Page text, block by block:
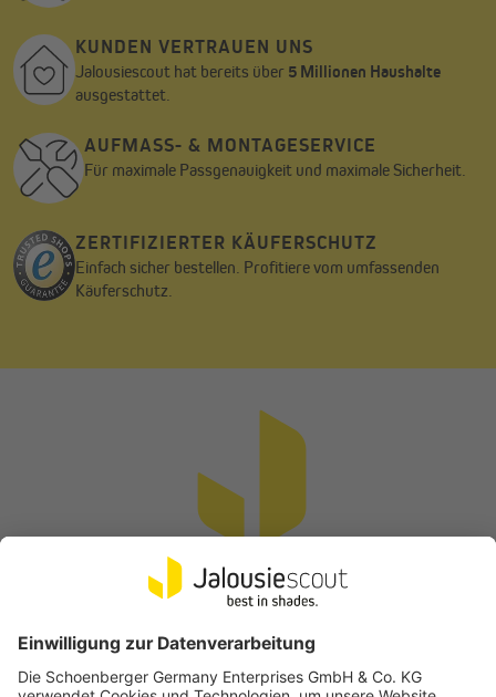
Kunststoffhülle umgeben. Zum Schutz vor witterungsbedingten
Schäden haben wir die Markise zudem mit einer hochwertigen
Lackierung versehen. Schrauben aus Edelstahl verhindern Rost.
So hast du lange Freude an deiner Basic 2000.
In der Lieferung deiner Gelenkarmmarkise Basic 2000 ist eine
160 cm lange Kurbel enthalten, mit der du sie mechanisch per
KUNDEN VERTRAUEN UNS
Jalousiescout hat bereits über 5 Millionen Haushalte
ausgestattet.
AUFMASS- & MONTAGESERVICE
Für maximale Passgenauigkeit und maximale Sicherheit.
ZERTIFIZIERTER KÄUFERSCHUTZ
Einfach sicher bestellen. Profitiere vom umfassenden
Käuferschutz.